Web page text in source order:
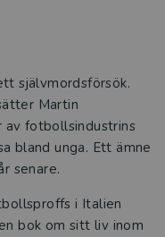
självmordsförsök.
Martin
av fotbollsindustrins
bland unga. Ett ämne
senare.
i Italien
bok om sitt liv inom